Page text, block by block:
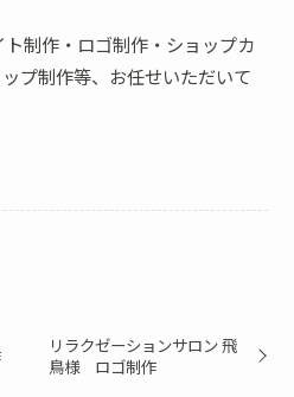
制作・ロゴ制作・ショップカ
プ制作等、お任せいただいて
リラクゼーションサロン 飛
鳥様 ロゴ制作